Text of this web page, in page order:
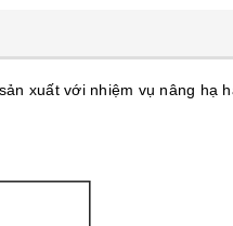
xuất với nhiệm vụ nâng hạ